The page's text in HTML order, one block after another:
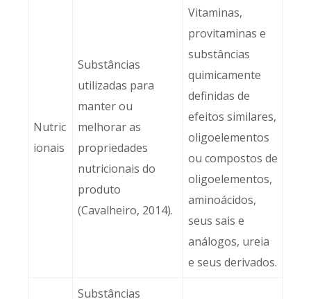
Nutric
ionais
Substâncias
utilizadas para
manter ou
melhorar as
propriedades
nutricionais do
produto
(Cavalheiro, 2014).
Vitaminas,
provitaminas e
substâncias
quimicamente
definidas de
efeitos similares,
oligoelementos
ou compostos de
oligoelementos,
aminoácidos,
seus sais e
análogos, ureia
e seus derivados.
Substâncias